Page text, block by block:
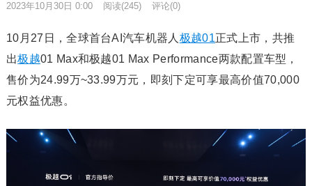
2023年10月30日 0:00 阅读(245) 评论(0)
10月27日，全球首台AI汽车机器人极越01正式上市，共推
出极越01 Max和极越01 Max Performance两款配置车型，
售价为24.99万~33.99万元，即刻下定可享最高价值70,000
元权益优惠。